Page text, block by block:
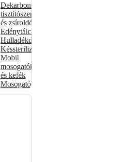
Dekarbonizáló
tisztítószerek
és zsíroldók
Edénytálcák
Hulladékdarálók
Késsterilizátorok
Mobil
mosogatók
és kefék
Mosogatógépkosarak